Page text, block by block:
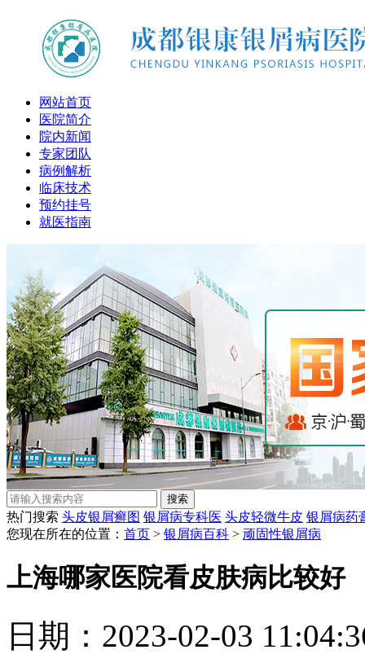
网站首页
医院简介
院内新闻
专家团队
病例解析
临床技术
预约挂号
就医指南
热门搜索 头皮银屑癣图 银屑病专科医 头皮轻微牛皮 银屑病药
您现在所在的位置： 首页 > 银屑病百科 > 顽固性银屑病
上海哪家医院看皮肤病比较好
日期：2023-02-03